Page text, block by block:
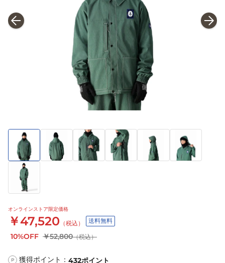
オンラインストア限定価格
￥47,520 （税込） 送料無料
10%OFF ￥52,800（税込）
P 獲得ポイント： 432ポイント